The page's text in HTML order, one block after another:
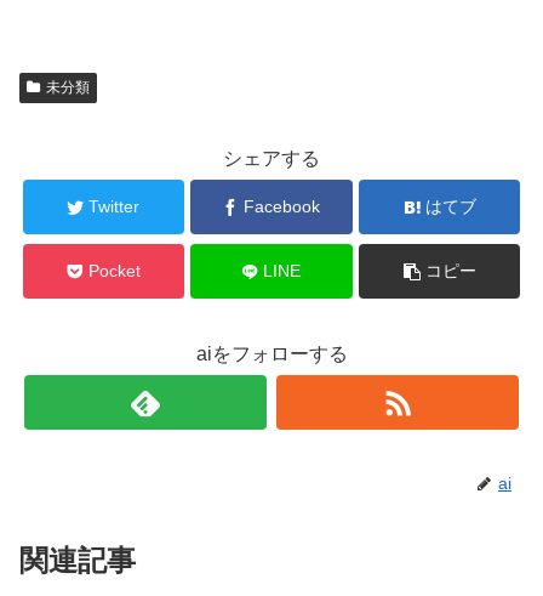
未分類
シェアする
Twitter Facebook はてブ
Pocket LINE コピー
aiをフォローする
ai
関連記事